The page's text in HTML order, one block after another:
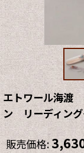
エトワール海渡
ン リーディン
販売価格: